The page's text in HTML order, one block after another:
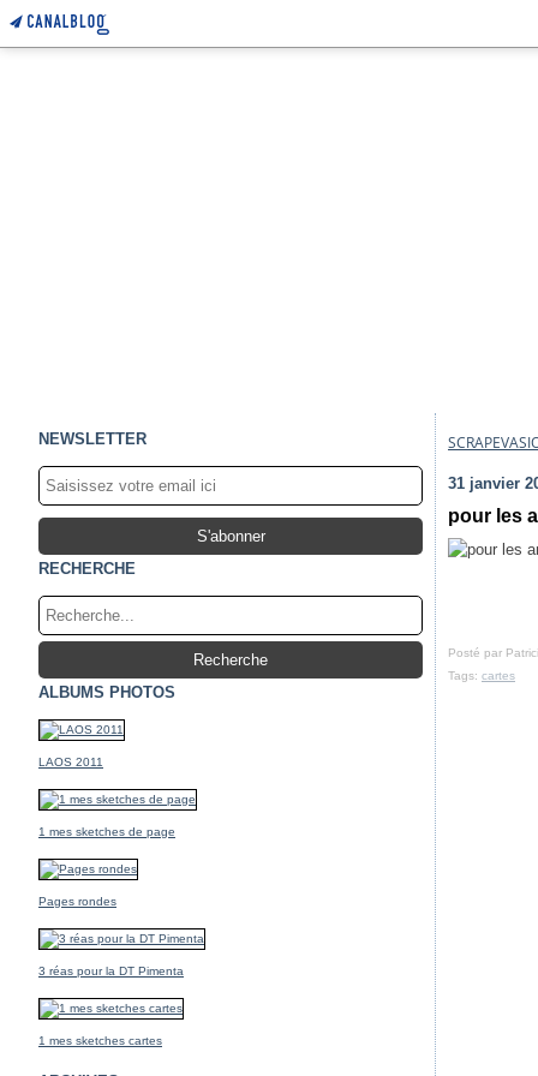
NEWSLETTER
RECHERCHE
ALBUMS PHOTOS
LAOS 2011
1 mes sketches de page
Pages rondes
3 réas pour la DT Pimenta
1 mes sketches cartes
31 janvier
pour les
Posté par
Tags: cartes